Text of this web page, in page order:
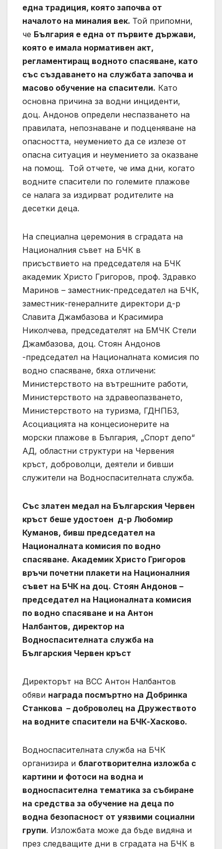
една традиция, която започва от
началото на миналия век. Той припомни,
че България е една от първите държави,
която е имала нормативен акт,
регламентиращ водното спасяване, като
със създаването на службата започва и
масово обучение на спасители. Като
основна причина за водни инциденти,
доц. Андонов определи неспазването на
правилата, непознаване и подценяване на
опасността, неумението да се излезе от
опасна ситуация и неумението за оказване
на помощ. Той отчете, че има дни, когато
водните спасители по големите плажове
се налага за издирват родителите на
десетки деца.
На специална церемония в сградата на
Националния съвет на БЧК в
присъствието на председателя на БЧК
академик Христо Григоров, проф. Здравко
Маринов – заместник-председател на БЧК,
заместник-генералните директори д-р
Славита Джамбазова и Красимира
Николчева, председателят на БМЧК Стели
Джамбазова, доц. Стоян Андонов
-председател на Националната комисия по
водно спасяване, бяха отличени:
Министерството на вътрешните работи,
Министерството на здравеопазването,
Министерството на туризма, ГДНПБЗ,
Асоциацията на концесионерите на
морски плажове в България, „Спорт депо“
АД, областни структури на Червения
кръст, доброволци, деятели и бивши
служители на Водноспасителната служба.
Със златен медал на Българския Червен
кръст беше удостоен д-р Любомир
Куманов, бивш председател на
Националната комисия по водно
спасяване. Академик Христо Григоров
връчи почетни плакети на Националния
съвет на БЧК на доц. Стоян Андонов –
председател на Националната комисия
по водно спасяване и на Антон
Налбантов, директор на
Водноспасителната служба на
Българския Червен кръст
Директорът на ВСС Антон Налбантов
обяви награда посмъртно на Добринка
Станкова – доброволец на Дружеството
на водните спасители на БЧК-Хасково.
Водноспасителната служба на БЧК
организира и благотворителна изложба с
картини и фотоси на водна и
водноспасителна тематика за събиране
на средства за обучение на деца по
водна безопасност от уязвими социални
групи. Изложбата може да бъде видяна и
през следващите дни в сградата на БЧК в